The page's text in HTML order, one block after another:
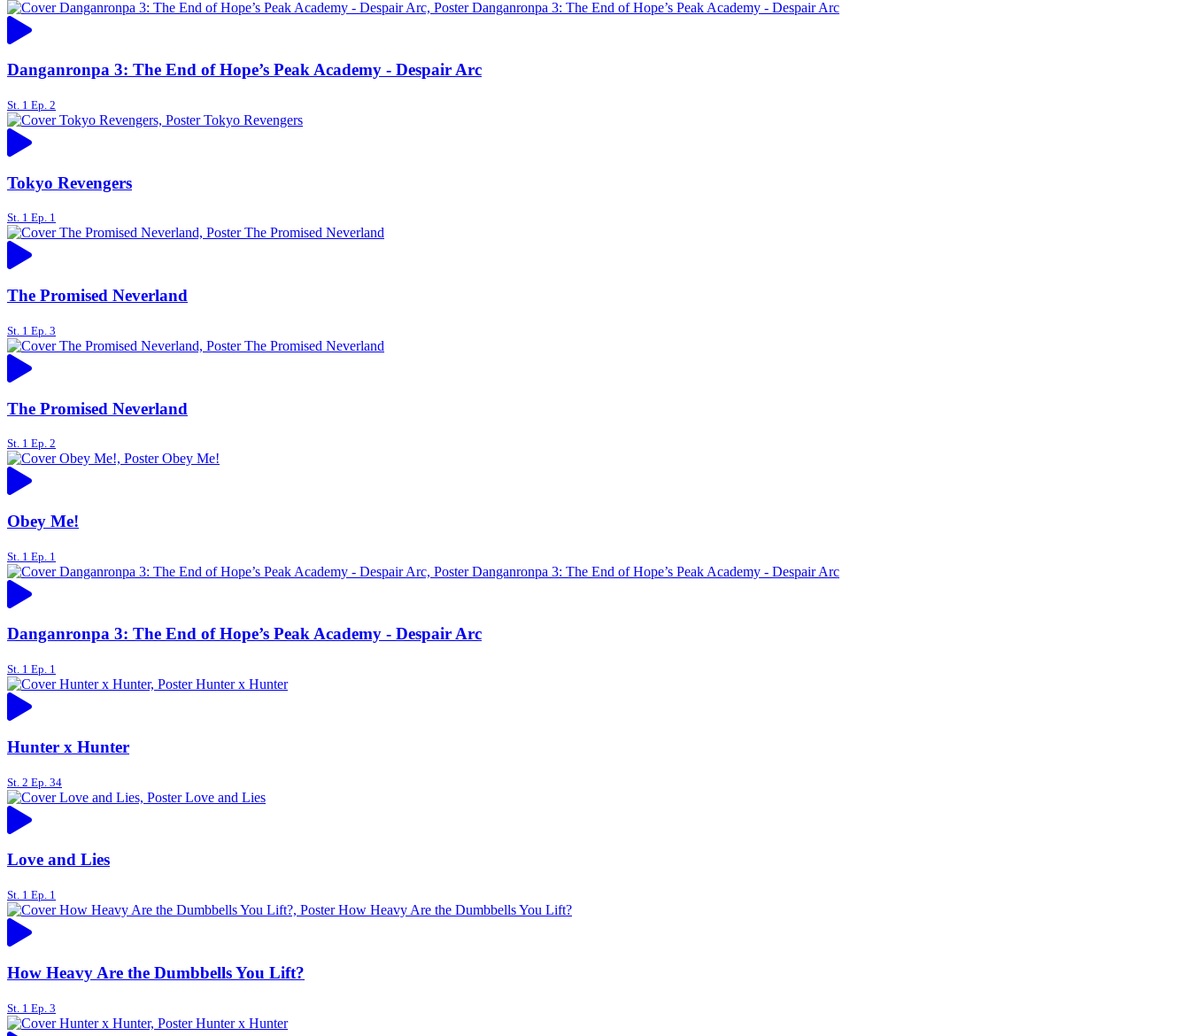
Danganronpa 3: The End of Hope’s Peak Academy - Despair Arc
St. 1 Ep. 2
Tokyo Revengers
St. 1 Ep. 1
The Promised Neverland
St. 1 Ep. 3
The Promised Neverland
St. 1 Ep. 2
Obey Me!
St. 1 Ep. 1
Danganronpa 3: The End of Hope’s Peak Academy - Despair Arc
St. 1 Ep. 1
Hunter x Hunter
St. 2 Ep. 34
Love and Lies
St. 1 Ep. 1
How Heavy Are the Dumbbells You Lift?
St. 1 Ep. 3